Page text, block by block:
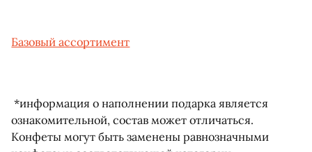
Базовый ассортимент
*информация о наполнении подарка является
ознакомительной, состав может отличаться.
Конфеты могут быть заменены равнозначными